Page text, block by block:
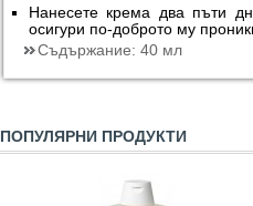
Нанесете крема два пъти
осигури по-доброто му
Съдържание: 40 мл
ПОПУЛЯРНИ ПРОДУКТИ